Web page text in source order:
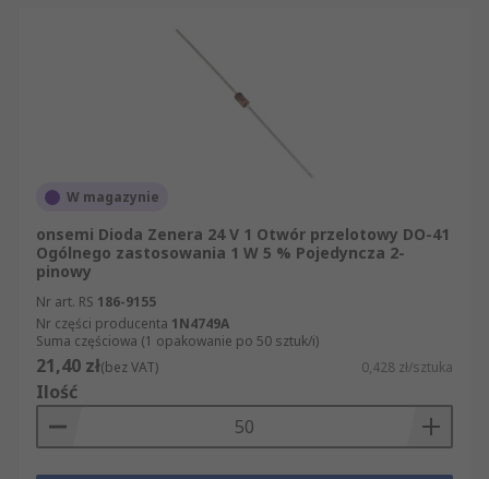
W magazynie
onsemi Dioda Zenera 24 V 1 Otwór przelotowy DO-41
Ogólnego zastosowania 1 W 5 % Pojedyncza 2-
pinowy
Nr art. RS 186-9155
Nr części producenta 1N4749A
Suma częściowa (1 opakowanie po 50 sztuk/i)
21,40 zł(bez VAT) 0,428 zł/sztuka
Ilość